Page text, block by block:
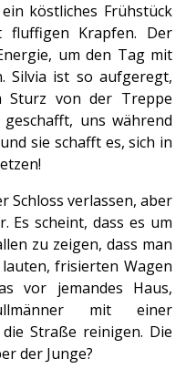
köstliches Frühstück
fluffigen Krapfen. Der
um den Tag mit
Silvia ist so aufgeregt,
Sturz von der Treppe
uns während
sie schafft es, sich in
Schloss verlassen, aber
scheint, dass es um
zu zeigen, dass man
frisierten Wagen
vor jemandes Haus,
mit einer
Straße reinigen. Die
der Junge?